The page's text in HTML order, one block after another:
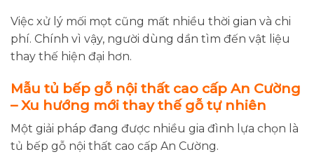
Việc xử lý mối mọt cũng mất nhiều thời gian và chi
phí. Chính vì vậy, người dùng dần tìm đến vật liệu
thay thế hiện đại hơn.
Mẫu tủ bếp gỗ nội thất cao cấp An Cường
– Xu hướng mới thay thế gỗ tự nhiên
Một giải pháp đang được nhiều gia đình lựa chọn là
tủ bếp gỗ nội thất cao cấp An Cường.